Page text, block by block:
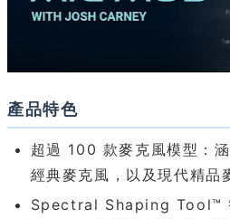
產品特色
超過 100 款麥克風模型：
經典麥克風，以及現代精品
Spectral Shaping Tool™